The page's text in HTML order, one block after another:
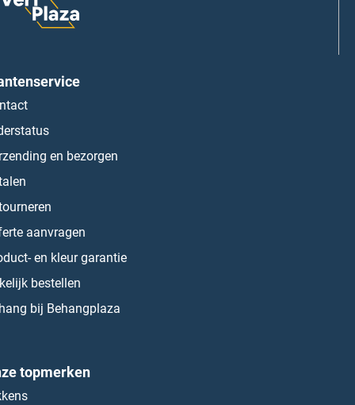
en bezorgen
aanvragen
en kleur garantie
bestellen
bij Behangplaza
topmerken